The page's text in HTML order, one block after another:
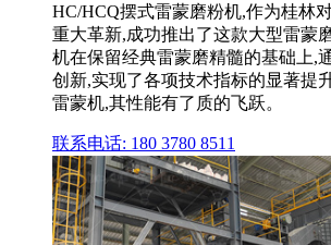
HC/HCQ摆式雷蒙磨粉机,作为桂林
重大革新,成功推出了这款大型雷蒙
机在保留经典雷蒙磨精髓的基础上,
创新,实现了各项技术指标的显著提
雷蒙机,其性能有了质的飞跃。
联系电话: 180 3780 8511